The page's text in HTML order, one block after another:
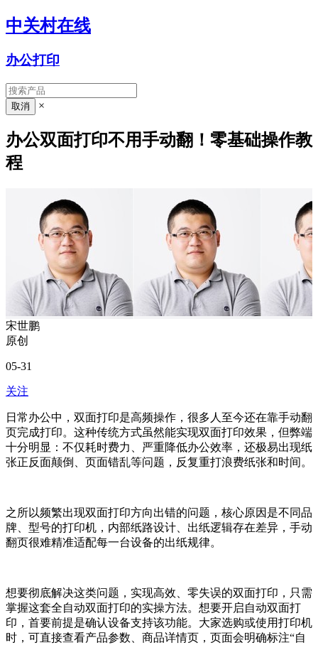
中关村在线
办公打印
×
办公双面打印不用手动翻！零基础操作教
程
宋世鹏
原创
05-31
关注
日常办公中，双面打印是高频操作，很多人至今还在靠手动翻
页完成打印。这种传统方式虽然能实现双面打印效果，但弊端
十分明显：不仅耗时费力、严重降低办公效率，还极易出现纸
张正反面颠倒、页面错乱等问题，反复重打浪费纸张和时间。
之所以频繁出现双面打印方向出错的问题，核心原因是不同品
牌、型号的打印机，内部纸路设计、出纸逻辑存在差异，手动
翻页很难精准适配每一台设备的出纸规律。
想要彻底解决这类问题，实现高效、零失误的双面打印，只需
掌握这套全自动双面打印的实操方法。想要开启自动双面打
印，首要前提是确认设备支持该功能。大家选购或使用打印机
时，可直接查看产品参数、商品详情页，页面会明确标注“自